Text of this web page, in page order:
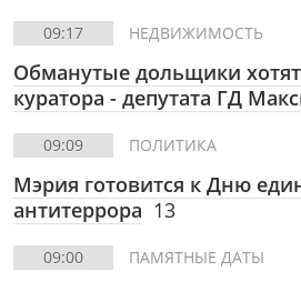
09:17 НЕДВИЖИМОСТЬ
Обманутые дольщики
куратора - депутата ГД
09:09 ПОЛИТИКА
Мэрия готовится к Дню
антитеррора 13
09:00 ПАМЯТНЫЕ ДАТЫ